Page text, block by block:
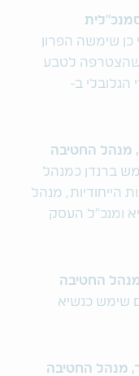
כן שימשה הפרון
שהצטרפה לטבע
הגלובלי ב-
מנהל החטיבה
ברנדן כמנהל
הייחודיות, מנהל
ומנכ"ל העסק
החטיבה
שימש כנשיא
מנהל החטיבה